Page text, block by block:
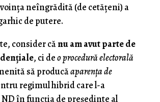
neîngrădită (de cetăţeni) a
de putere.
consider cănu am avut parte de
, ci deo procedură electorală
să producăaparenţa de
regimul hibrid care l-a
în funcţia de preşedinte al